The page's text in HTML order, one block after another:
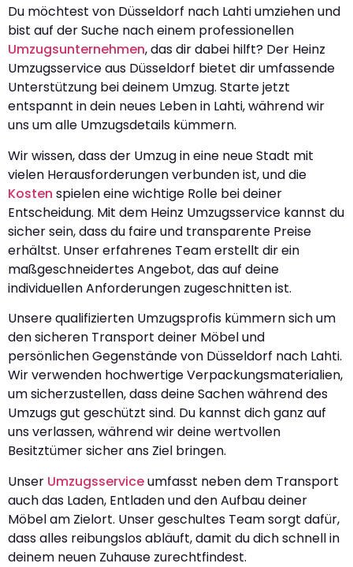
Du möchtest von Düsseldorf nach Lahti umziehen und
bist auf der Suche nach einem professionellen
Umzugsunternehmen, das dir dabei hilft? Der Heinz
Umzugsservice aus Düsseldorf bietet dir umfassende
Unterstützung bei deinem Umzug. Starte jetzt
entspannt in dein neues Leben in Lahti, während wir
uns um alle Umzugsdetails kümmern.
Wir wissen, dass der Umzug in eine neue Stadt mit
vielen Herausforderungen verbunden ist, und die
Kosten spielen eine wichtige Rolle bei deiner
Entscheidung. Mit dem Heinz Umzugsservice kannst du
sicher sein, dass du faire und transparente Preise
erhältst. Unser erfahrenes Team erstellt dir ein
maßgeschneidertes Angebot, das auf deine
individuellen Anforderungen zugeschnitten ist.
Unsere qualifizierten Umzugsprofis kümmern sich um
den sicheren Transport deiner Möbel und
persönlichen Gegenstände von Düsseldorf nach Lahti.
Wir verwenden hochwertige Verpackungsmaterialien,
um sicherzustellen, dass deine Sachen während des
Umzugs gut geschützt sind. Du kannst dich ganz auf
uns verlassen, während wir deine wertvollen
Besitztümer sicher ans Ziel bringen.
Unser Umzugsserviceumfasst neben dem Transport
auch das Laden, Entladen und den Aufbau deiner
Möbel am Zielort. Unser geschultes Team sorgt dafür,
dass alles reibungslos abläuft, damit du dich schnell in
deinem neuen Zuhause zurechtfindest.